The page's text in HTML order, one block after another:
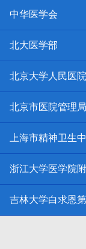
中华医学会
北大医学部
北京大学人民医院
北京市医院管理局
上海市精神卫生
浙江大学医学院
吉林大学白求恩